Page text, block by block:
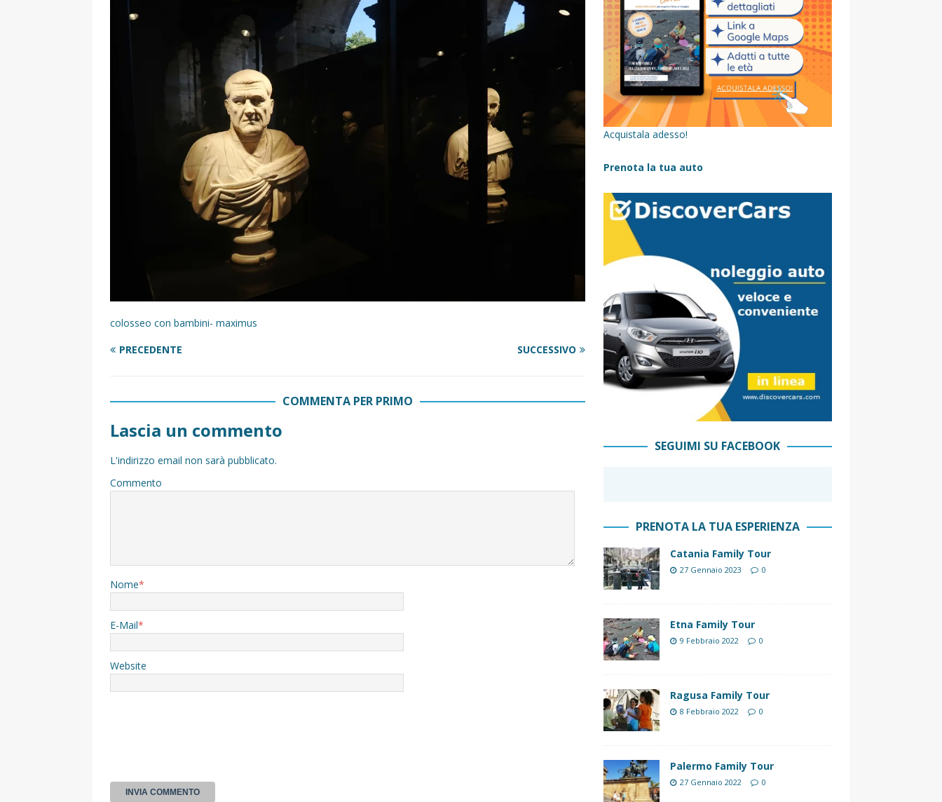
Organizzare un viaggio in Sicilia con i bambini (senza stress)
CONSIGLI
[ 14 Settembre 2025 ]
Rifugi e Bivacchi sull’Etna: Guida Completa per Famiglie
SENTIERI,
PARCHI NATURALI E AREE PICNIC
[ 2 Aprile 2025 ] Escursioni in Sicilia con bambini: itinerari imperdibili (+ consigli utili)- Parte 1
VIAGGI IN SICILIA
[ 17 Settembre 2023 ] Vendemmia con i bambini in Sicilia, dove andare?
FATTORIE
DIDATTICHE
[ 19 Gennaio 2023 ] Visitare la Fiumara d’Arte con i bambini, quando la natura incontra l’arte
VIAGGI IN SICILIA
Cosa fare in Sicilia con i bambini: mare, attività e tour a prova di famiglia
VIAGGI IN SICILIA
colosseo con bambini- maximus
PRECEDENTE
SUCCESSIVO
COMMENTA PER PRIMO
Lascia un commento
L'indirizzo email non sarà pubblicato.
Commento
Nome*
E-Mail*
Website
Acquistala adesso!
Prenota la tua auto
SEGUIMI SU FACEBOOK
PRENOTA LA TUA ESPERIENZA
Catania Family Tour
27 Gennaio 2023 0
Etna Family Tour
9 Febbraio 2022 0
Ragusa Family Tour
8 Febbraio 2022 0
Palermo Family Tour
27 Gennaio 2022 0